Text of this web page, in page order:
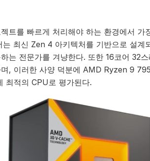
트를 빠르게 처리해야 하는 환경에서 가
는 최신 Zen 4 아키텍처를 기반으로 설계
는 전문가를 겨냥한다. 또한 16코어 32
, 이러한 사양 덕분에 AMD Ryzen 9
최적의 CPU로 평가된다.